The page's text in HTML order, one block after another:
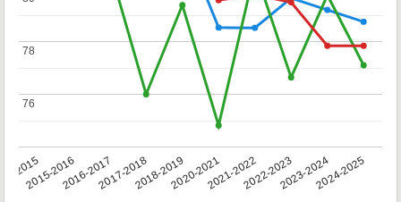
2015
2015-20162016-20172017-20182018-20192020-20212021-20222022-20232023-20242024-2025
76
76
78
78